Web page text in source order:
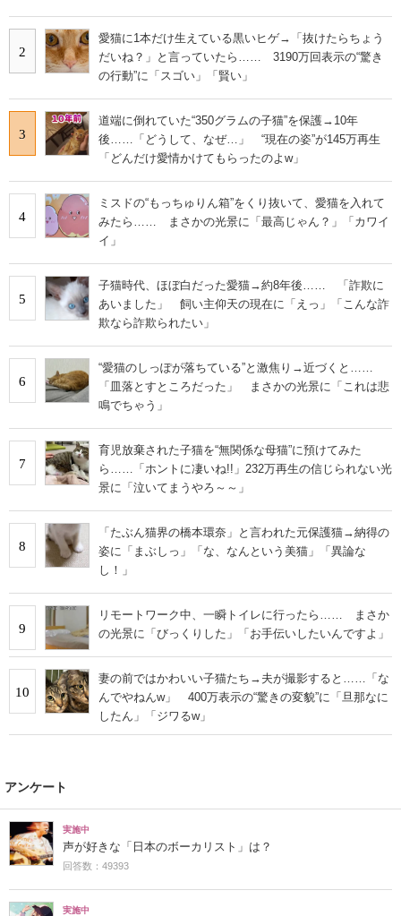
2
愛猫に1本だけ生えている黒いヒゲ→「抜けたらちょう
だいね？」と言っていたら…… 3190万回表示の“驚き
の行動”に「スゴい」「賢い」
3
道端に倒れていた“350グラムの子猫”を保護→10年
後……「どうして、なぜ…」 “現在の姿”が145万再生
「どんだけ愛情かけてもらったのよw」
4
ミスドの“もっちゅりん箱”をくり抜いて、愛猫を入れて
みたら…… まさかの光景に「最高じゃん？」「カワイ
イ」
5
子猫時代、ほぼ白だった愛猫→約8年後…… 「詐欺に
あいました」 飼い主仰天の現在に「えっ」「こんな詐
欺なら詐欺られたい」
6
“愛猫のしっぽが落ちている”と激焦り→近づくと……
「皿落とすところだった」 まさかの光景に「これは悲
鳴でちゃう」
7
育児放棄された子猫を“無関係な母猫”に預けてみた
ら……「ホントに凄いね!!」232万再生の信じられない光
景に「泣いてまうやろ～～」
8
「たぶん猫界の橋本環奈」と言われた元保護猫→納得の
姿に「まぶしっ」「な、なんという美猫」「異論な
し！」
9
リモートワーク中、一瞬トイレに行ったら…… まさか
の光景に「びっくりした」「お手伝いしたいんですよ」
10
妻の前ではかわいい子猫たち→夫が撮影すると……「な
んでやねんw」 400万表示の“驚きの変貌”に「旦那なに
したん」「ジワるw」
アンケート
実施中
声が好きな「日本のボーカリスト」は？
回答数：49393
実施中